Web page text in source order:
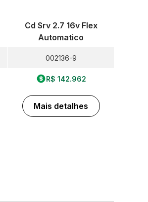
Cd Srv 2.7 16v Flex
Automatico
002136-9
R$ 142.962
Mais detalhes